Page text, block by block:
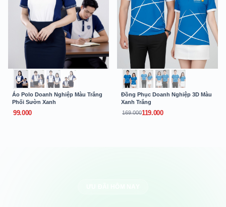
Áo Polo Doanh Nghiệp Màu Trắng
Phối Sườn Xanh
99.000
Đồng Phục Doanh Nghiệp 3D Màu
Xanh Trắng
169.000119.000